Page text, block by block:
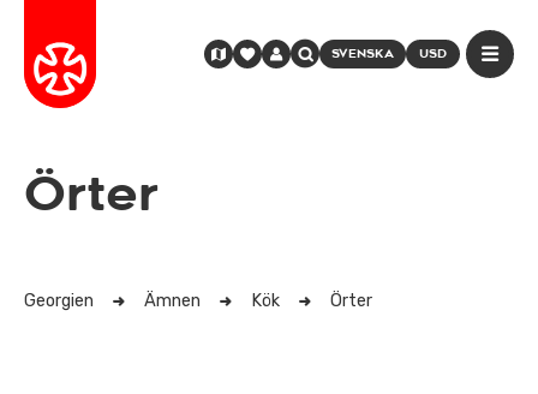
SVENSKA USD
Örter
Georgien Ämnen Kök Örter